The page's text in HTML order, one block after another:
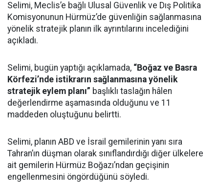
Selimi, Meclis’e bağlı Ulusal Güvenlik ve Dış Politika
Komisyonunun Hürmüz’de güvenliğin sağlanmasına
yönelik stratejik planın ilk ayrıntılarını incelediğini
açıkladı.
Selimi, bugün yaptığı açıklamada, “Boğaz ve Basra
Körfezi’nde istikrarın sağlanmasına yönelik
stratejik eylem planı” başlıklı taslağın hâlen
değerlendirme aşamasında olduğunu ve 11
maddeden oluştuğunu belirtti.
Selimi, planın ABD ve İsrail gemilerinin yanı sıra
Tahran’ın düşman olarak sınıflandırdığı diğer ülkelere
ait gemilerin Hürmüz Boğazı’ndan geçişinin
engellenmesini öngördüğünü söyledi.